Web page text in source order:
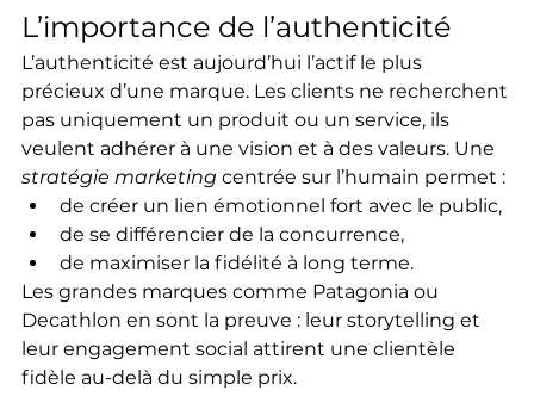
L’importance de l’authenticité
L’authenticité est aujourd’hui l’actif le plus
précieux d’une marque. Les clients ne recherchent
pas uniquement un produit ou un service, ils
veulent adhérer à une vision et à des valeurs. Une
stratégie marketing centrée sur l’humain permet :
de créer un lien émotionnel fort avec le public,
de se différencier de la concurrence,
de maximiser la fidélité à long terme.
Les grandes marques comme Patagonia ou
Decathlon en sont la preuve : leur storytelling et
leur engagement social attirent une clientèle
fidèle au-delà du simple prix.